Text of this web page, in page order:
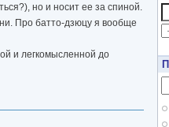
но и носит ее за спиной.
Про батто-дзюцу я вообще
и легкомысленной до